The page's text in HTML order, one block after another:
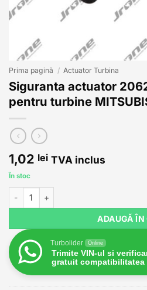
Prima pagină / Actuator Turbina
Siguranta actuator
pentru turbine
1,02 lei TVA inclus
În stoc
Cantitate Siguranta actuator 2062-
ADAUGĂ ÎN
Turbolider Online
Trimite VIN-ul si
gratuit compatibilitatea